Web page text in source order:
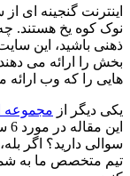
اینترنت گنجینه ای
نوک کوه یخ هستند.
ذهنی باشید، این
بخش را ارائه می
هایی را که وب
یکی دیگر از مجموعه
سوالی دارید؟ اگر
تیم متخصص ما به